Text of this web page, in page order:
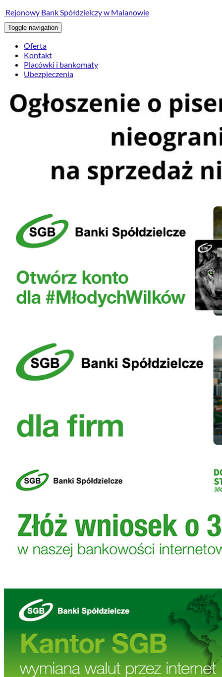
Rejonowy Bank Spółdzielczy w Malanowie
Toggle navigation
Oferta
Kontakt
Placówki i bankomaty
Ubezpieczenia